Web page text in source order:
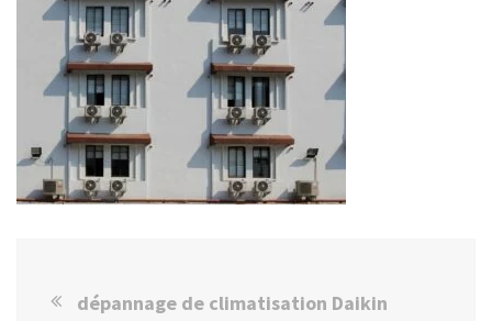
dépannage de climatisation Daikin